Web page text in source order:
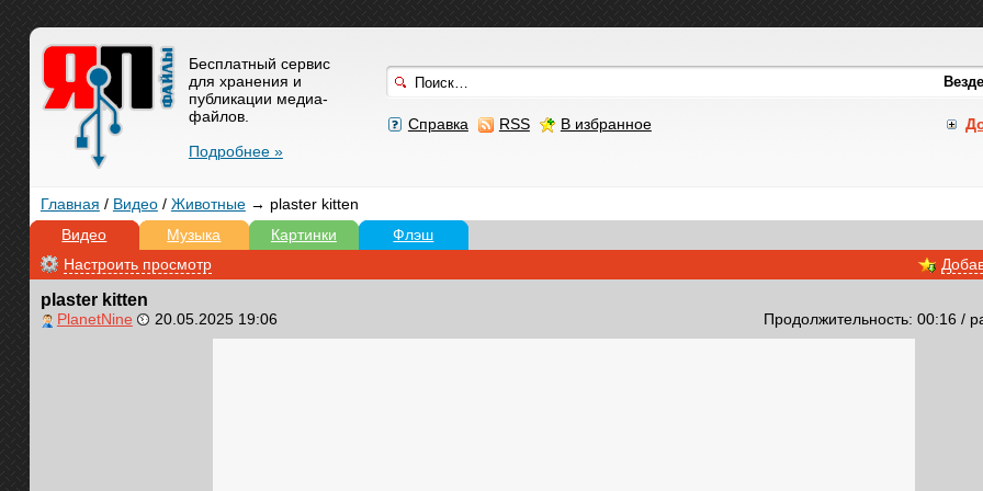
Справка RSS В избранное
Бесплатный сервис
для хранения и
публикации медиа-
файлов.
Подробнее »
Главная / Видео/ Животные→ plaster kitten
Видео
Музыка Картинки Флэш
Настроить просмотр
plaster kitten
PlanetNine 20.05.2025 19:06 Продолжительность: 00:16 /